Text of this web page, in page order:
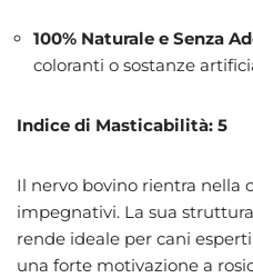
100% Naturale e Senza
coloranti o sostanze
Indice di Masticabilità: 5
Il nervo bovino rientra nella
impegnativi. La sua
rende ideale per cani
una forte motivazione a